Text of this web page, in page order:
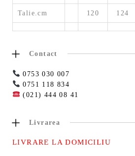
Talie.cm 120 124
Contact
0753 030 007
0751 118 834
(021) 444 08 41
Livrarea
LIVRARE LA DOMICILIU